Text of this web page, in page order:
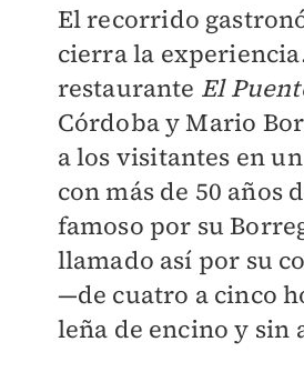
El recorrido
cierra la
restaurante El
Córdoba y Mario
a los visitantes en
con más de 50 años
famoso por su
llamado así por su
—de cuatro a cinco
leña de encino y sin